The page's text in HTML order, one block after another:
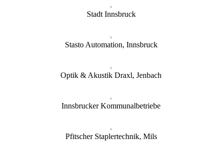
Stadt Innsbruck
Stasto Automation, Innsbruck
Optik & Akustik Draxl, Jenbach
Innsbrucker Kommunalbetriebe
Pfitscher Staplertechnik, Mils